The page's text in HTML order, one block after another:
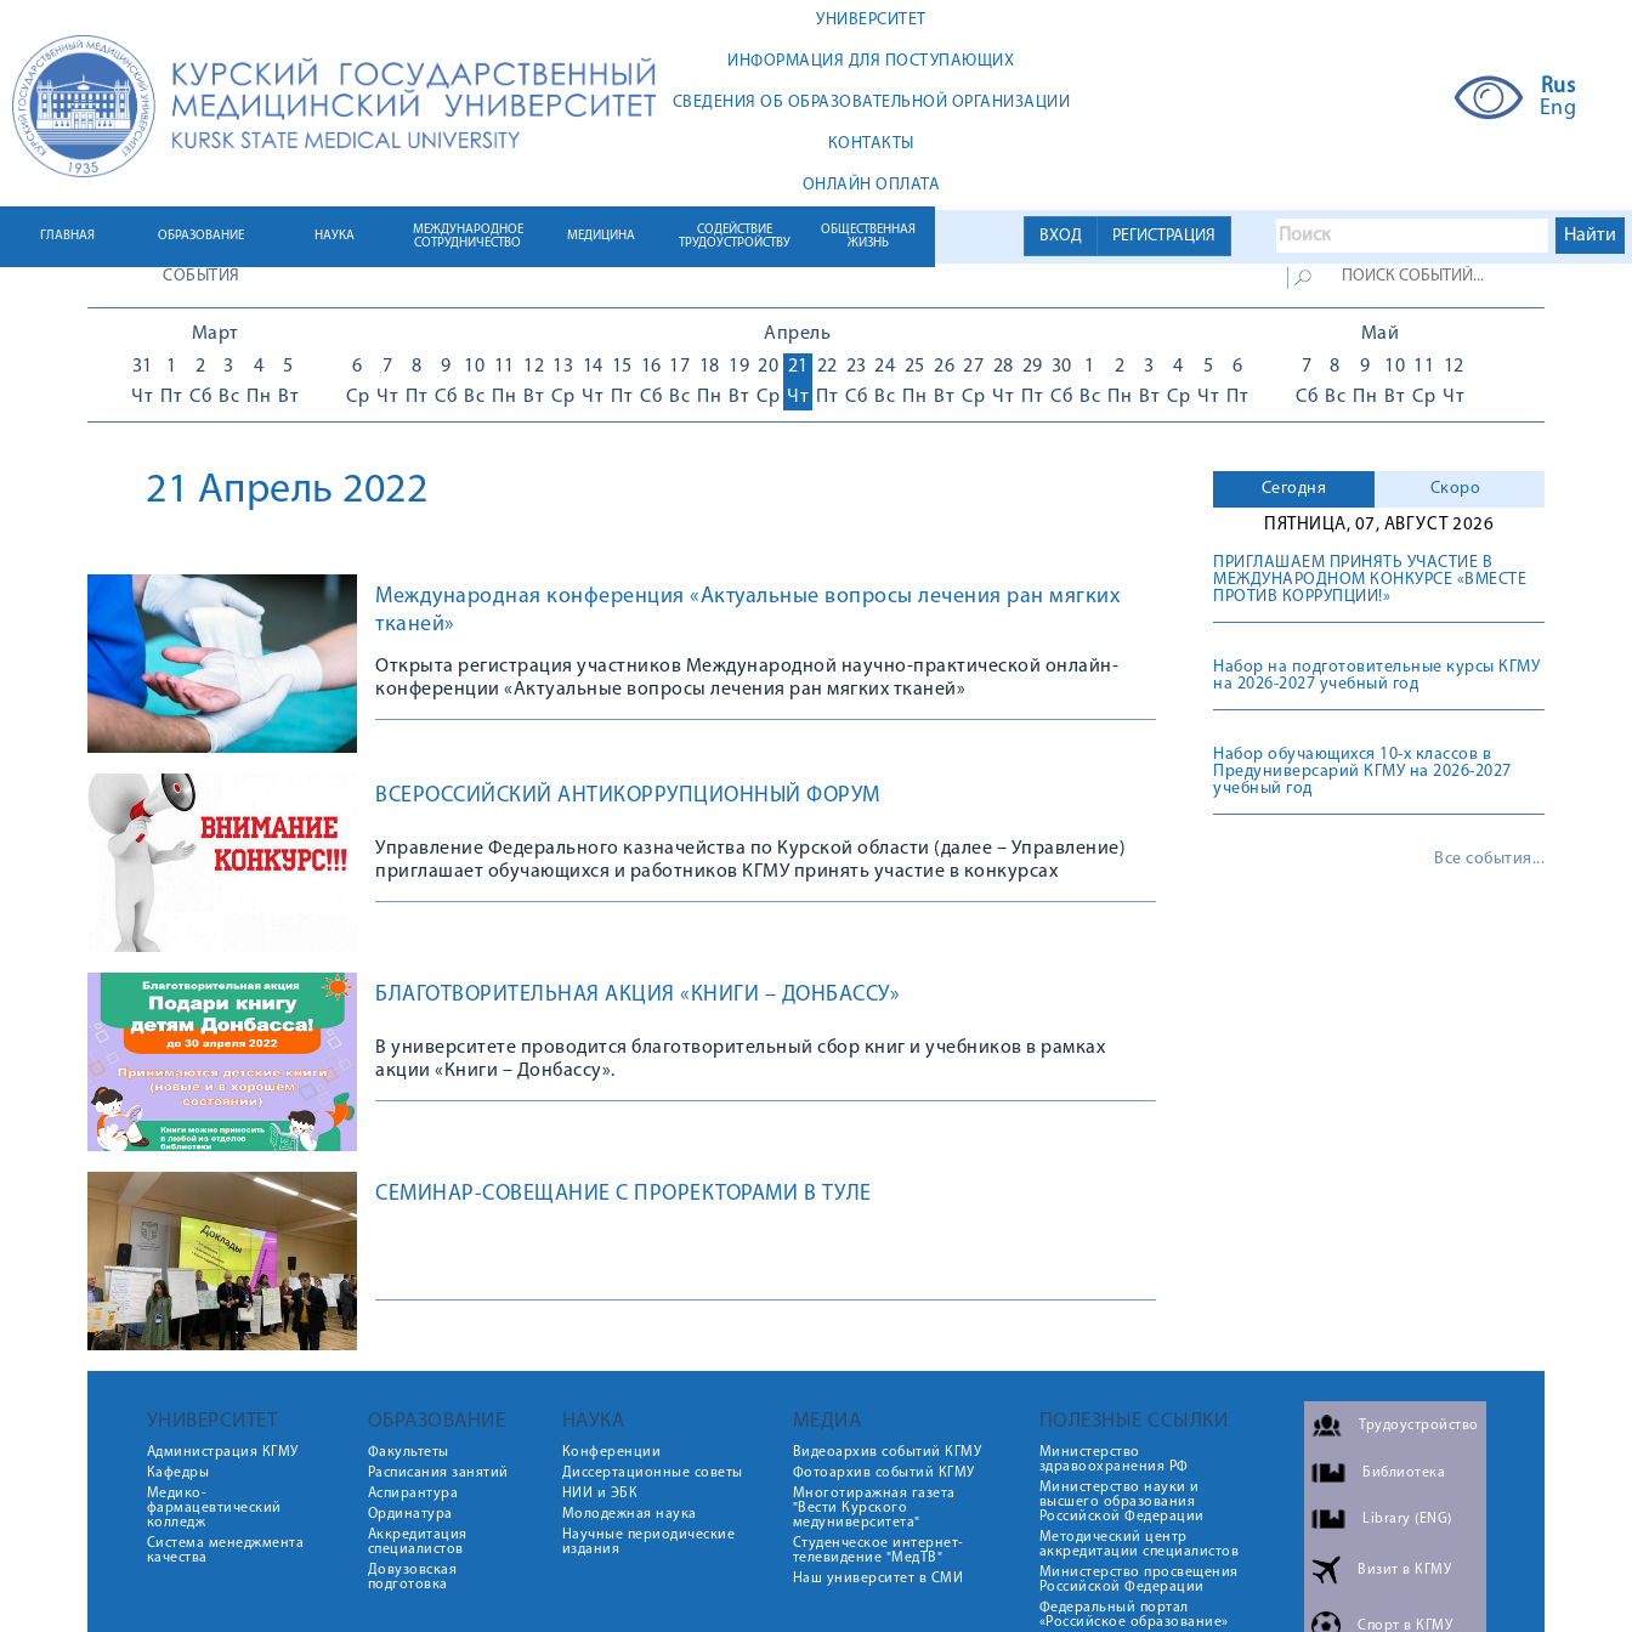
УНИВЕРСИТЕТ
ИНФОРМАЦИЯ ДЛЯ ПОСТУПАЮЩИХ
СВЕДЕНИЯ ОБ ОБРАЗОВАТЕЛЬНОЙ ОРГАНИЗАЦИИ
КОНТАКТЫ
ОНЛАЙН ОПЛАТА
Rus
Eng
ВХОД РЕГИСТРАЦИЯ
ГЛАВНАЯ ОБРАЗОВАНИЕ НАУКА
МЕЖДУНАРОДНОЕ
СОТРУДНИЧЕСТВО
МЕДИЦИНА
СОДЕЙСТВИЕ
ТРУДОУСТРОЙСТВУ
ОБЩЕСТВЕННАЯ
ЖИЗНЬ
СОБЫТИЯ
Март
31
Чт
1
Пт
2
Сб
3
Вс
4
Пн
5
Вт
Апрель
6
Ср
7
Чт
8
Пт
9
Сб
10
Вс
11
Пн
12
Вт
13
Ср
14
Чт
15
Пт
16
Сб
17
Вс
18
Пн
19
Вт
20
Ср
21
Чт
22
Пт
23
Сб
24
Вс
25
Пн
26
Вт
27
Ср
28
Чт
29
Пт
30
Сб
1
Вс
2
Пн
3
Вт
4
Ср
5
Чт
6
Пт
Май
7
Сб
8
Вс
9
Пн
10
Вт
11
Ср
12
Чт
21 Апрель 2022
Международная конференция «Актуальные вопросы лечения ран мягких
тканей»
Открыта регистрация участников Международной научно-практической онлайн-
конференции «Актуальные вопросы лечения ран мягких тканей»
ВСЕРОССИЙСКИЙ АНТИКОРРУПЦИОННЫЙ ФОРУМ
Управление Федерального казначейства по Курской области (далее – Управление)
приглашает обучающихся и работников КГМУ принять участие в конкурсах
БЛАГОТВОРИТЕЛЬНАЯ АКЦИЯ «КНИГИ – ДОНБАССУ»
В университете проводится благотворительный сбор книг и учебников в рамках
акции «Книги – Донбассу».
СЕМИНАР-СОВЕЩАНИЕ С ПРОРЕКТОРАМИ В ТУЛЕ
Сегодня
Скоро
ПЯТНИЦА, 07, АВГУСТ 2026
ПРИГЛАШАЕМ ПРИНЯТЬ УЧАСТИЕ В
МЕЖДУНАРОДНОМ КОНКУРСЕ «ВМЕСТЕ
ПРОТИВ КОРРУПЦИИ!»
Набор на подготовительные курсы КГМУ
на 2026-2027 учебный год
Набор обучающихся 10-х классов в
Предуниверсарий КГМУ на 2026-2027
учебный год
Все события...
УНИВЕРСИТЕТ
Администрация КГМУ
Кафедры
Медико-
фармацевтический
колледж
Система менеджмента
качества
ОБРАЗОВАНИЕ
Факультеты
Расписания занятий
Аспирантура
Ординатура
Аккредитация
специалистов
Довузовская
подготовка
НАУКА
Конференции
Диссертационные советы
НИИ и ЭБК
Молодежная наука
Научные периодические
издания
МЕДИА
Видеоархив событий КГМУ
Фотоархив событий КГМУ
Многотиражная газета
"Вести Курского
медуниверситета"
Студенческое интернет-
телевидение "МедТВ"
Наш университет в СМИ
ПОЛЕЗНЫЕ ССЫЛКИ
Министерство
здравоохранения РФ
Министерство науки и
высшего образования
Российской Федерации
Методический центр
аккредитации специалистов
Министерство просвещения
Российской Федерации
Федеральный портал
«Российское образование»
Трудоустройство
Библиотека
Library (ENG)
Визит в КГМУ
Спорт в КГМУ